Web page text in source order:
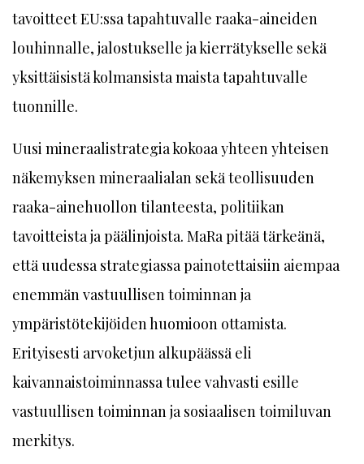
tavoitteet EU:ssa tapahtuvalle raaka-aineiden
louhinnalle, jalostukselle ja kierrätykselle sekä
yksittäisistä kolmansista maista tapahtuvalle
tuonnille.
Uusi mineraalistrategia kokoaa yhteen yhteisen
näkemyksen mineraalialan sekä teollisuuden
raaka-ainehuollon tilanteesta, politiikan
tavoitteista ja päälinjoista. MaRa pitää tärkeänä,
että uudessa strategiassa painotettaisiin aiempaa
enemmän vastuullisen toiminnan ja
ympäristötekijöiden huomioon ottamista.
Erityisesti arvoketjun alkupäässä eli
kaivannaistoiminnassa tulee vahvasti esille
vastuullisen toiminnan ja sosiaalisen toimiluvan
merkitys.